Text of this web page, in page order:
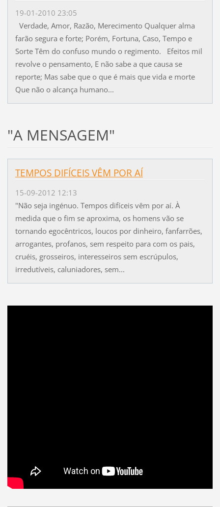
19-01-2010 23:05
Verdade, Amor, Razão, Merecimento Qualquer alma
farão segura e forte; Porém, Fortuna, Caso, Tempo e
Sorte Têm do confuso mundo o regimento. Efeitos mil
revolve o pensamento, E não sabe a que causa se
reporte; Mas sabe que o que é mais que vida e morte
Que não o alcança humano...
"A MENSAGEM"
TEMPOS DIFÍCEIS VÊM POR AÍ
15-09-2012 12:13
"Não seja ingénuo. Tempos difíceis vêm por aí. À
medida que o fim se aproxima, os homens vão se
tornando egocêntricos, loucos por dinheiro, fanfarrões,
arrogantes, profanos, sem respeito para com os pais,
cruéis, grosseiros, interesseiros sem escrúpulos,
irredutíveis, caluniadores, sem...